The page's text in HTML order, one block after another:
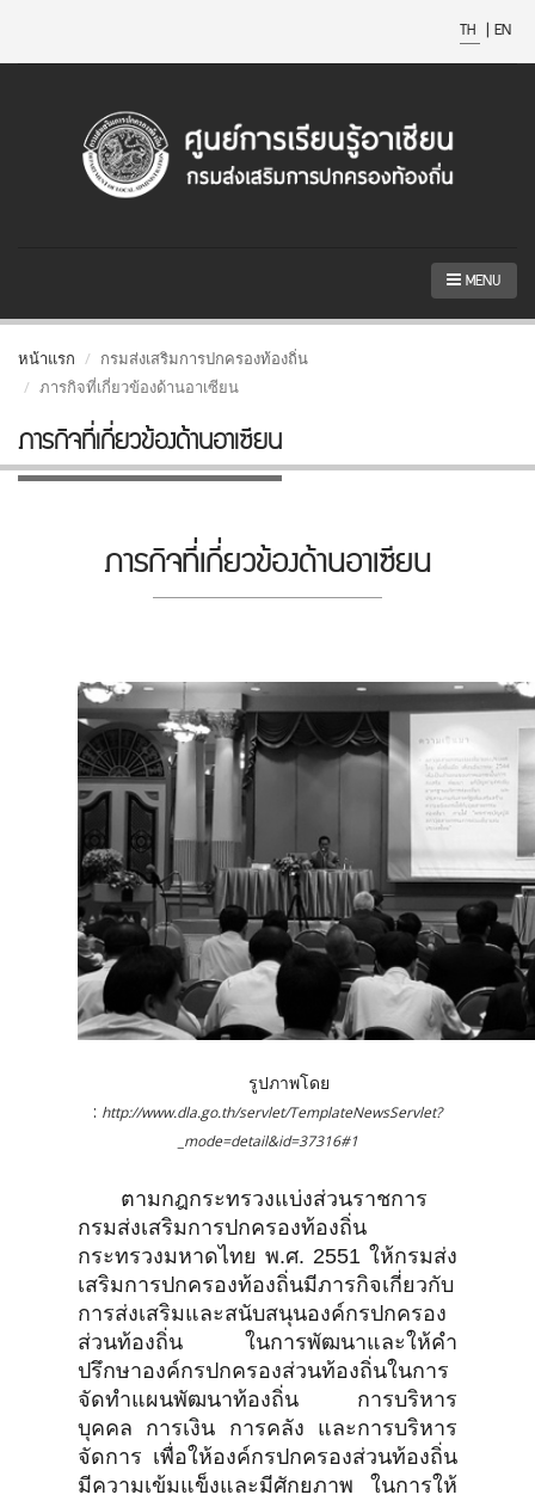
TH | EN
MENU
หน้าแรก
กรมส่งเสริมการปกครองท้องถิ่น
ภารกิจที่เกี่ยวข้องด้านอาเซียน
ภารกิจที่เกี่ยวข้องด้านอาเซียน
ภารกิจที่เกี่ยวข้องด้านอาเซียน
รูปภาพโดย
: http://www.dla.go.th/servlet/TemplateNewsServlet?
_mode=detail&id=37316#1
ตามกฎกระทรวงแบ่งส่วนราชการ
กรมส่งเสริมการปกครองท้องถิ่น
กระทรวงมหาดไทย พ.ศ. 2551 ให้กรมส่ง
เสริมการปกครองท้องถิ่นมีภารกิจเกี่ยวกับ
การส่งเสริมและสนับสนุนองค์กรปกครอง
ส่วนท้องถิ่น ในการพัฒนาและให้คำ
ปรึกษาองค์กรปกครองส่วนท้องถิ่นในการ
จัดทำแผนพัฒนาท้องถิ่น การบริหาร
บุคคล การเงิน การคลัง และการบริหาร
จัดการ เพื่อให้องค์กรปกครองส่วนท้องถิ่น
มีความเข้มแข็งและมีศักยภาพ ในการให้